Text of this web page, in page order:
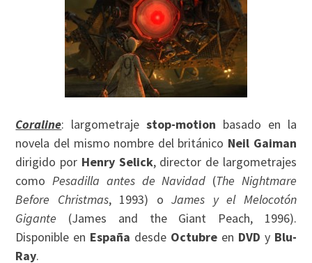
Coraline: largometrajestop-motion basado en la
novela del mismo nombre del británico Neil Gaiman
dirigido por Henry Selick, director de largometrajes
comoPesadilla antes de Navidad (The Nightmare
Before Christmas, 1993) oJames y el Melocotón
Gigante (James and the Giant Peach, 1996).
Disponible en España desde Octubre en DVD y Blu-
Ray.